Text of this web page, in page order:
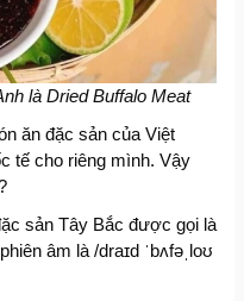
là Dried Buffalo Meat
ăn đặc sản của Việt
tế cho riêng mình. Vậy
sản Tây Bắc được gọi là
âm là /draɪd ˈbʌfəˌloʊ